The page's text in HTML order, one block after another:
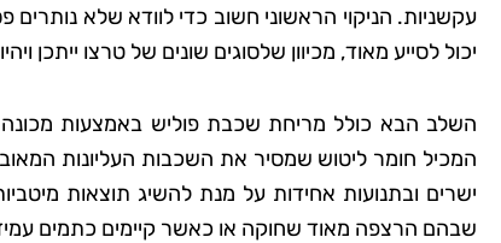
עקשניות. הניקוי הראשוני חשוב כדי לוודא שלא
יכול לסייע מאוד, מכיוון שלסוגים שונים של טרצו ייתכן
השלב הבא כולל מריחת שכבת פוליש באמצעות מכונה
המכיל חומר ליטוש שמסיר את השכבות העליונות
ישרים ובתנועות אחידות על מנת להשיג תוצאות
שבהם הרצפה מאוד שחוקה או כאשר קיימים כתמים